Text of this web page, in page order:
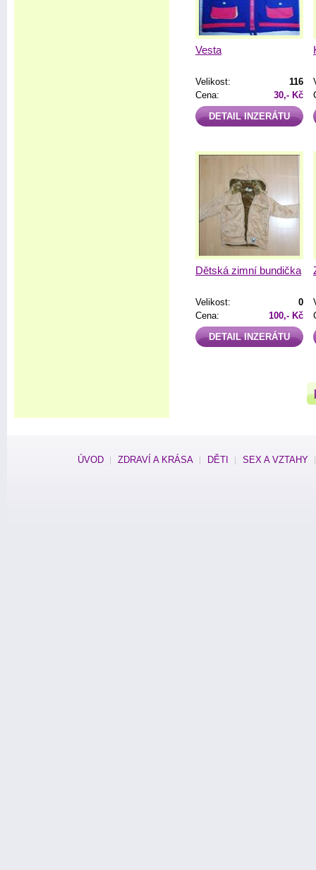
Vesta
Velikost:
116
Cena:
30,- Kč
DETAIL INZERÁTU
Dětská zimní bundička
Velikost:
0
Cena:
100,- Kč
DETAIL INZERÁTU
ÚVOD ZDRAVÍ A KRÁSA DĚTI SEX A VZTAHY